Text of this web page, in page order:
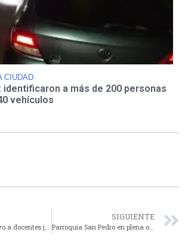
CIUDAD
identificaron a más de 200 personas
vehículos
Jornada en apoyo a docentes jubilados
SIGUIENTE
Parroquia San Pedro en plena obra de refacción